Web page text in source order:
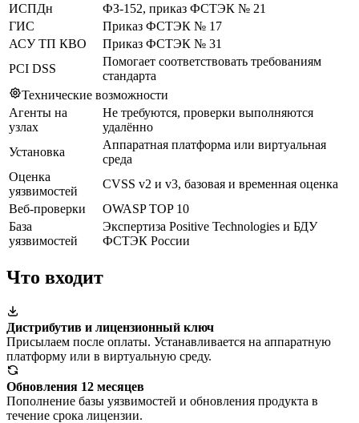
ИСПДн
ФЗ-152, приказ ФСТЭК № 21
ГИС
Приказ ФСТЭК № 17
АСУ ТП КВО
Приказ ФСТЭК № 31
PCI DSS
Помогает соответствовать требованиям
стандарта
Технические возможности
Агенты на
узлах
Не требуются, проверки выполняются
удалённо
Установка
Аппаратная платформа или виртуальная
среда
Оценка
уязвимостей
CVSS v2 и v3, базовая и временная оценка
Веб-проверки
OWASP TOP 10
База
уязвимостей
Экспертиза Positive Technologies и БДУ
ФСТЭК России
Что входит
Дистрибутив и лицензионный ключ
Присылаем после оплаты. Устанавливается на аппаратную
платформу или в виртуальную среду.
Обновления 12 месяцев
Пополнение базы уязвимостей и обновления продукта в
течение срока лицензии.